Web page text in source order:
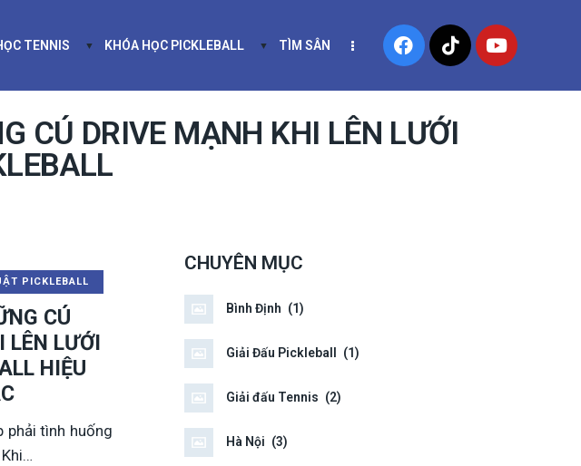
TENNIS KHÓA HỌC PICKLEBALL TÌM SÂN
THIỆU KHÓA HỌC PICKLEBALL
CÚ DRIVE MẠNH KHI LÊN LƯỚI
PICKLEBALL
CÚ
LÊN LƯỚI
HIỆU
phải tình huống
CHUYÊN MỤC
Bình Định (1)
Giải Đấu Pickleball (1)
Giải đấu Tennis (2)
Hà Nội (3)